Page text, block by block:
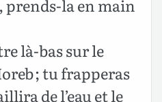
prends-la en main
là-bas sur le
; tu frapperas
de l’eau et le